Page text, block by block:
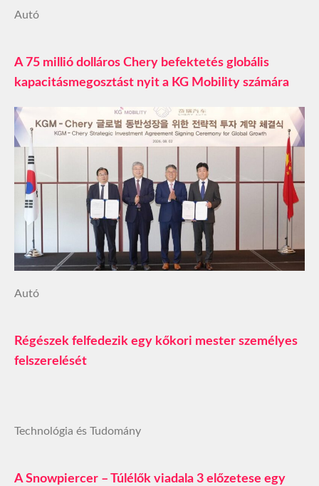
Autó
A 75 millió dolláros Chery befektetés globális
kapacitásmegosztást nyit a KG Mobility számára
Autó
Régészek felfedezik egy kőkori mester személyes
felszerelését
Technológia és Tudomány
A Snowpiercer – Túlélők viadala 3 előzetese egy